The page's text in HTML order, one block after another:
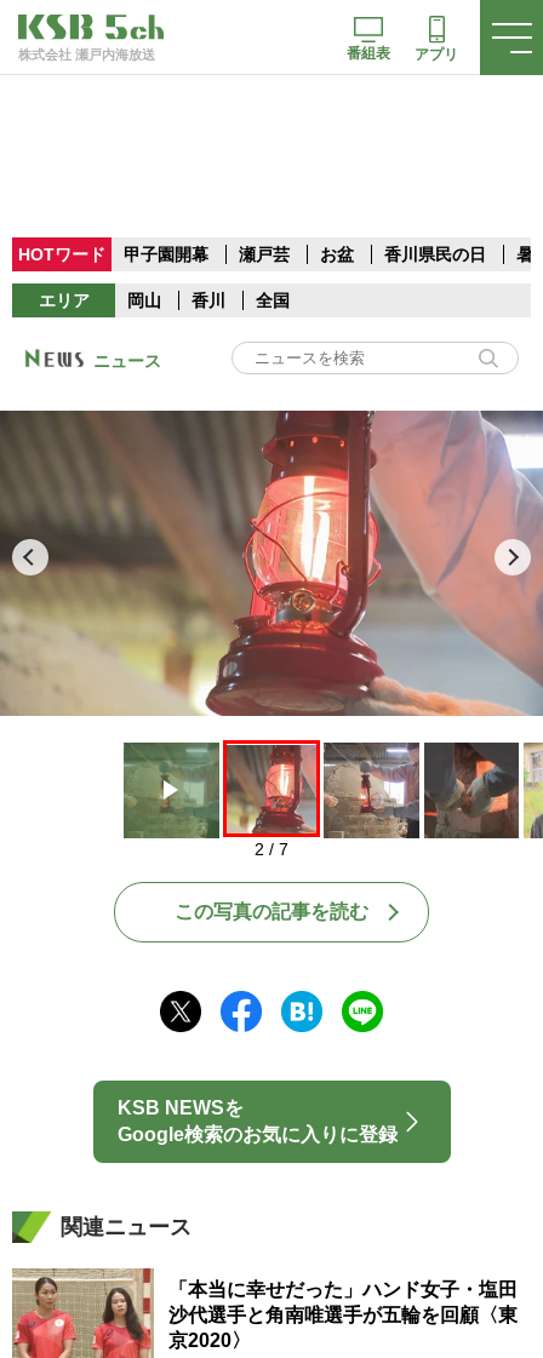
株式会社 瀬戸内海放送 番組表 アプリ
HOTワード 甲子園開幕 瀬戸芸 お盆 香川県民の日 暑
エリア 岡山 香川 全国
ニュース
Play
2 / 7
この写真の記事を読む
KSB NEWSを
Google検索のお気に入りに登録
関連ニュース
「本当に幸せだった」ハンド女子・塩田
沙代選手と角南唯選手が五輪を回顧〈東
京2020〉